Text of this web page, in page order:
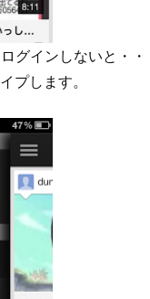
グインしないと・
プします。